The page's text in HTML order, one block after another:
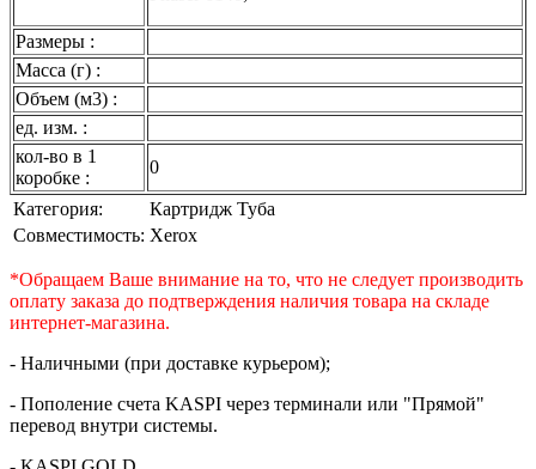
Размеры :
Масса (г) :
Объем (м3) :
ед. изм. :
кол-во в 1
коробке :
0
Категория:
Картридж Туба
Совместимость: Xerox
*Обращаем Ваше внимание на то, что не следует производить
оплату заказа до подтверждения наличия товара на складе
интернет-магазина.
- Наличными (при доставке курьером);
- Пополение счета KASPI через терминали или "Прямой"
перевод внутри системы.